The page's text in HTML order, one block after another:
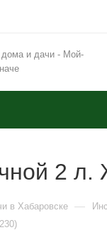
и дачи - Мой-
2
в Хабаровске —